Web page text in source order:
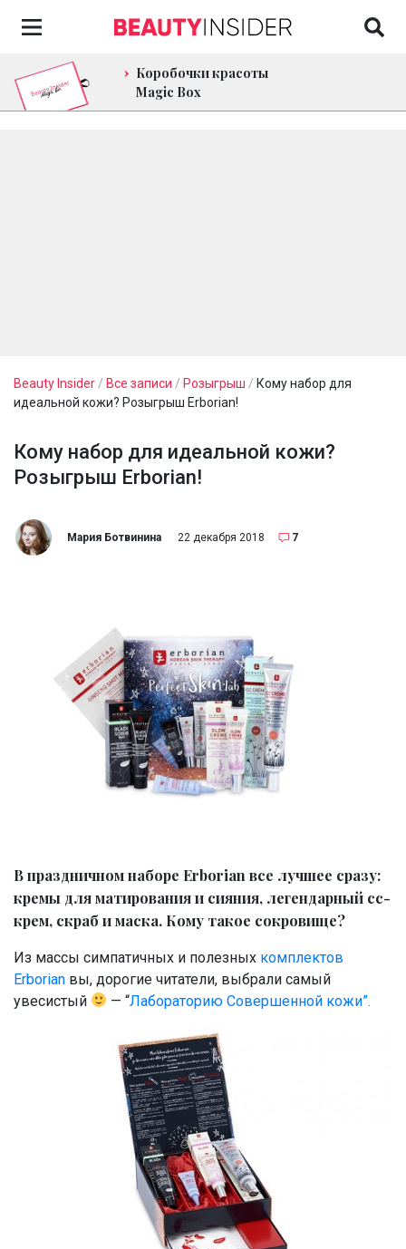
Коробочки красоты
Magic Box
Beauty Insider / Все записи / Розыгрыш / Кому набор для
идеальной кожи? Розыгрыш Erborian!
Кому набор для идеальной кожи?
Розыгрыш Erborian!
Мария Ботвинина 22 декабря 2018 7
В праздничном наборе Erborian все лучшее сразу:
кремы для матирования и сияния, легендарный сс-
крем, скраб и маска. Кому такое сокровище?
Из массы симпатичных и полезных комплектов
Erborian вы, дорогие читатели, выбрали самый
увесистый
— “Лабораторию Совершенной кожи”.